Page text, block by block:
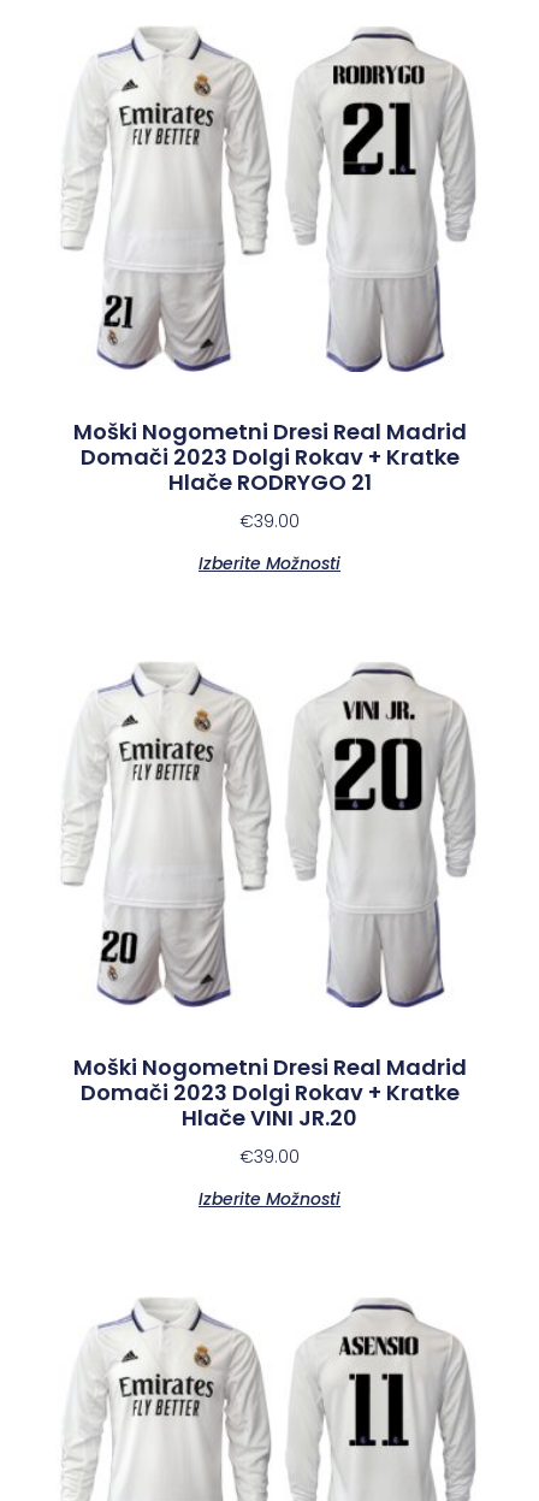
Moški Nogometni Dresi Real Madrid
Domači 2023 Dolgi Rokav + Kratke
Hlače RODRYGO 21
€39.00
Izberite Možnosti
Moški Nogometni Dresi Real Madrid
Domači 2023 Dolgi Rokav + Kratke
Hlače VINI JR.20
€39.00
Izberite Možnosti